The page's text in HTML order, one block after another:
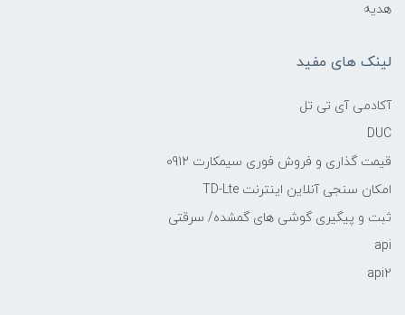
هدیه
لینک های مفید
آکادمی آی تی تل
DUC
قیمت گذاری و فروش فوری سیمکارت 0912
امکان سنجی آنلاین اینترنت TD-Lte
ثبت و پیگیری گوشی های گمشده/ سرقتی
api
api2